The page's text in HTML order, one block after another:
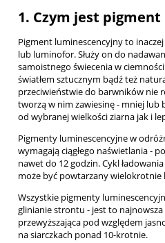
1. Czym jest
Pigment luminescencyjny to
lub luminofor. Służy on do
samoistnego świecenia w
światłem sztucznym bądź też
przeciwieństwie do barwników nie
tworzą w nim zawiesinę - mniej lub
od wybranej wielkości ziarna jak i
Pigmenty luminescencyjne w
wymagają ciągłego naświetlania -
nawet do 12 godzin. Cykl
może być powtarzany wielokrotnie
Wszystkie pigmenty
glinianie strontu - jest to
przewyższająca pod względem
na siarczkach ponad 10-krotnie.